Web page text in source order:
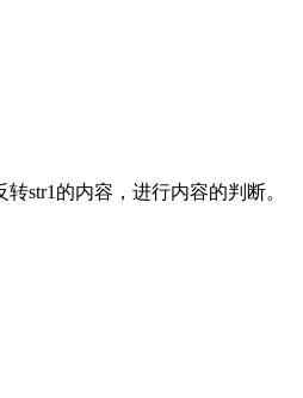
str1的内容，进行内容的判断。